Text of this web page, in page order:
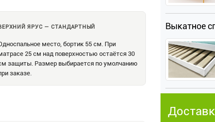
ЯРУС — СТАНДАРТНЫЙ
место, бортик 55 см. При
25 см над поверхностью остаётся 30
защиты. Размер выбирается по умолчанию
заказе.
Выкатное